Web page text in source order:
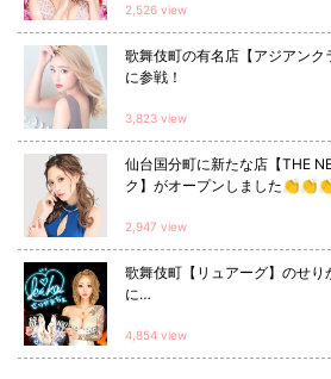
2,526 view
歌舞伎町の有名店【アジアン
に参戦！
3,823 view
仙台国分町に新たな店【THE
ク】がオープンしました
2,947 view
歌舞伎町【リュアーグ】のせ
に…
4,854 view